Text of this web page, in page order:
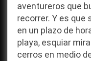
aventureros que
recorrer. Y es que
en un plazo de
playa, esquiar
cerros en medio